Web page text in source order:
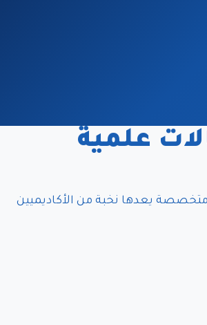
علمية
يعدها نخبة من الأكاديميين